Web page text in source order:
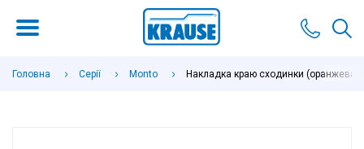
Головна Серії Monto Накладка краю сходинки (оранжева,